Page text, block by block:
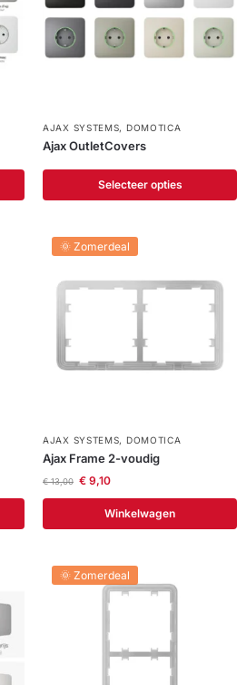
AJAX SYSTEMS, DOMOTICA
Ajax OutletCovers
Selecteer opties
🌞 Zomerdeal
AJAX SYSTEMS, DOMOTICA
Ajax Frame 2-voudig
€13,00 €9,10
Winkelwagen
🌞 Zomerdeal